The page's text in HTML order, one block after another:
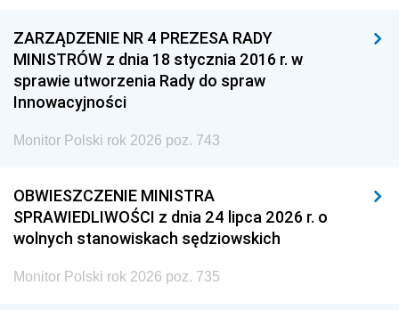
ZARZĄDZENIE NR 4 PREZESA RADY
MINISTRÓW z dnia 18 stycznia 2016 r. w
sprawie utworzenia Rady do spraw
Innowacyjności
Monitor Polski rok 2026 poz. 743
OBWIESZCZENIE MINISTRA
SPRAWIEDLIWOŚCI z dnia 24 lipca 2026 r. o
wolnych stanowiskach sędziowskich
Monitor Polski rok 2026 poz. 735